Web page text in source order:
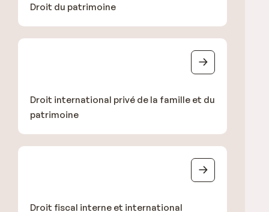
Droit du patrimoine
Droit international privé de la famille et du
patrimoine
Droit fiscal interne et international